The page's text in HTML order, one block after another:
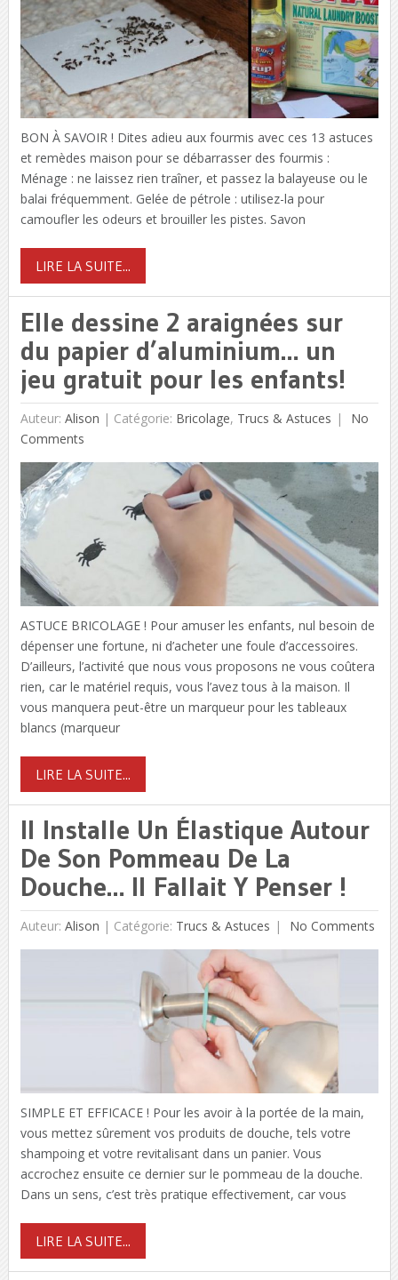
BON À SAVOIR ! Dites adieu aux fourmis avec ces 13 astuces
et remèdes maison pour se débarrasser des fourmis :
Ménage : ne laissez rien traîner, et passez la balayeuse ou le
balai fréquemment. Gelée de pétrole : utilisez-la pour
camoufler les odeurs et brouiller les pistes. Savon
LIRE LA SUITE...
Elle dessine 2 araignées sur
du papier d’aluminium… un
jeu gratuit pour les enfants!
Auteur: Alison | Catégorie: Bricolage, Trucs & Astuces
No
Comments
ASTUCE BRICOLAGE ! Pour amuser les enfants, nul besoin de
dépenser une fortune, ni d’acheter une foule d’accessoires.
D’ailleurs, l’activité que nous vous proposons ne vous coûtera
rien, car le matériel requis, vous l’avez tous à la maison. Il
vous manquera peut-être un marqueur pour les tableaux
blancs (marqueur
LIRE LA SUITE...
Il Installe Un Élastique Autour
De Son Pommeau De La
Douche… Il Fallait Y Penser !
Auteur: Alison | Catégorie: Trucs & Astuces No Comments
SIMPLE ET EFFICACE ! Pour les avoir à la portée de la main,
vous mettez sûrement vos produits de douche, tels votre
shampoing et votre revitalisant dans un panier. Vous
accrochez ensuite ce dernier sur le pommeau de la douche.
Dans un sens, c’est très pratique effectivement, car vous
LIRE LA SUITE...